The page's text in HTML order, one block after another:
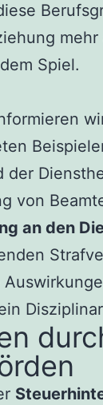
mehr
Spiel.
der
von
an den